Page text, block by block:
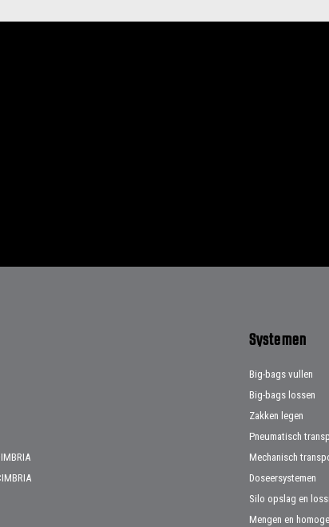
Systemen
Big-bags vullen
Big-bags lossen
Zakken legen
Pneumatisch
Mechanisch
Doseersystemen
Silo opslag en
Mengen en